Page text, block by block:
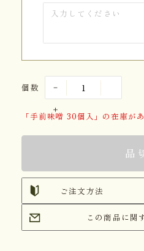
個数
「手前味噌 30個入」の在庫が
品
ご注文方法
この商品に関